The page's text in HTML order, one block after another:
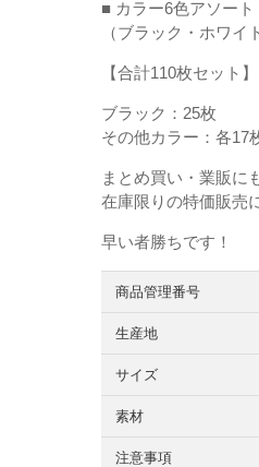
■ カラー6色アソート
（ブラック・ホワイ
【合計110枚セット】
ブラック：25枚
その他カラー：各17
まとめ買い・業販に
在庫限りの特価販売
早い者勝ちです！
商品管理番号
生産地
サイズ
素材
注意事項